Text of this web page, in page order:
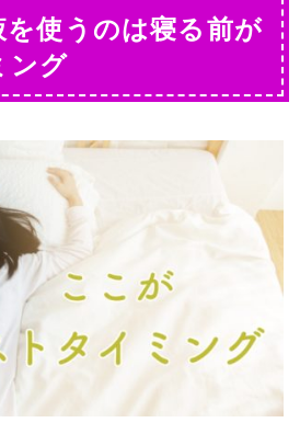
を使うのは寝る前が
ング